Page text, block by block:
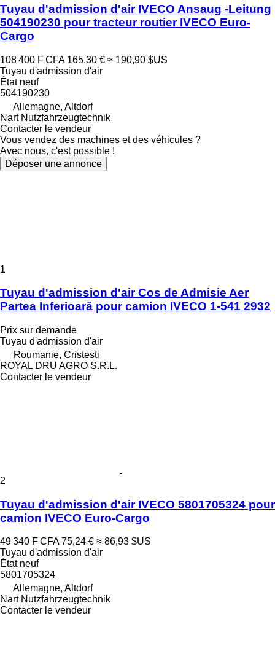
Tuyau d'admission d'air IVECO Ansaug -Leitung
504190230 pour tracteur routier IVECO Euro-
Cargo
108 400 F CFA 165,30 € ≈ 190,90 $US
Tuyau d'admission d'air
Étatneuf
504190230
Allemagne, Altdorf
Nart Nutzfahrzeugtechnik
Contacter le vendeur
Vous vendez des machines et des véhicules ?
Avec nous, c'est possible !
Déposer une annonce
1
Tuyau d'admission d'air Cos de Admisie Aer
Partea Inferioară pour camion IVECO 1-541 2932
Prix sur demande
Tuyau d'admission d'air
Roumanie, Cristesti
ROYAL DRU AGRO S.R.L.
Contacter le vendeur
2
Tuyau d'admission d'air IVECO 5801705324 pour
camion IVECO Euro-Cargo
49 340 F CFA 75,24 € ≈ 86,93 $US
Tuyau d'admission d'air
Étatneuf
5801705324
Allemagne, Altdorf
Nart Nutzfahrzeugtechnik
Contacter le vendeur